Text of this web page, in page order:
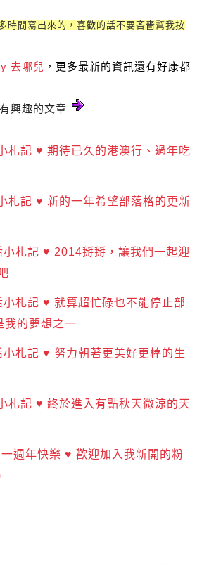
時間寫出來的，喜歡的話不要吝嗇幫我按
去哪兒 ，更多最新的資訊還有好康都
興趣的文章
札記 ♥ 期待已久的港澳行、過年吃
札記 ♥ 新的一年希望部落格的更新
小札記 ♥ 2014掰掰，讓我們一起迎
小札記 ♥ 就算超忙碌也不能停止部
我的夢想之一
小札記 ♥ 努力朝著更美好更棒的生
札記 ♥ 終於進入有點秋天微涼的天
週年快樂 ♥ 歡迎加入我新開的粉